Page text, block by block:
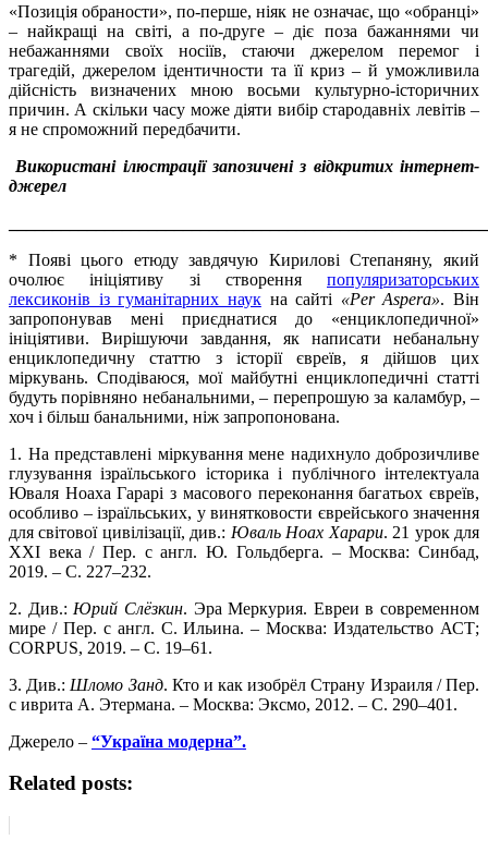
«Позиція обраности», по-перше, ніяк не означає, що «обранці»
– найкращі на світі, а по-друге – діє поза бажаннями чи
небажаннями своїх носіїв, стаючи джерелом перемог і
трагедій, джерелом ідентичности та її криз – й уможливила
дійсність визначених мною восьми культурно-історичних
причин. А скільки часу може діяти вибір стародавніх левітів –
я не спроможний передбачити.
Використані ілюстрації запозичені з відкритих інтернет-
джерел
* Появі цього етюду завдячую Кирилові Степаняну, який
очолює ініціятиву зі створення популяризаторських
лексиконів із гуманітарних наукна сайті «Per Aspera». Він
запропонував мені приєднатися до «енциклопедичної»
ініціятиви. Вирішуючи завдання, як написати небанальну
енциклопедичну статтю з історії євреїв, я дійшов цих
міркувань. Сподіваюся, мої майбутні енциклопедичні статті
будуть порівняно небанальними, – перепрошую за каламбур, –
хоч і більш банальними, ніж запропонована.
1. На представлені міркування мене надихнуло доброзичливе
глузування ізраїльського історика і публічного інтелектуала
Юваля Ноаха Гарарі з масового переконання багатьох євреїв,
особливо – ізраїльських, у винятковости єврейського значення
для світової цивілізації, див.: Юваль Ноах Харари. 21 урок для
XXI века / Пер. с англ. Ю. Гольдберга. – Москва: Синбад,
2019. – С. 227–232.
2. Див.: Юрий Слёзкин. Эра Меркурия. Евреи в современном
мире / Пер. с англ. С. Ильина. – Москва: Издательство АСТ;
CORPUS, 2019. – С. 19–61.
3. Див.: Шломо Занд. Кто и как изобрёл Страну Израиля / Пер.
с иврита А. Этермана. – Москва: Эксмо, 2012. – С. 290–401.
Джерело – “Україна модерна”.
Related posts: